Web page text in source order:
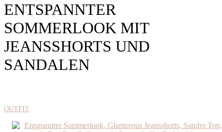
ENTSPANNTER
SOMMERLOOK MIT
JEANSSHORTS UND
SANDALEN
OUTFIT